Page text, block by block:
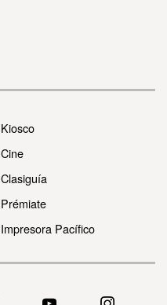
Kiosco
Cine
Clasiguía
Prémiate
Impresora Pacífico